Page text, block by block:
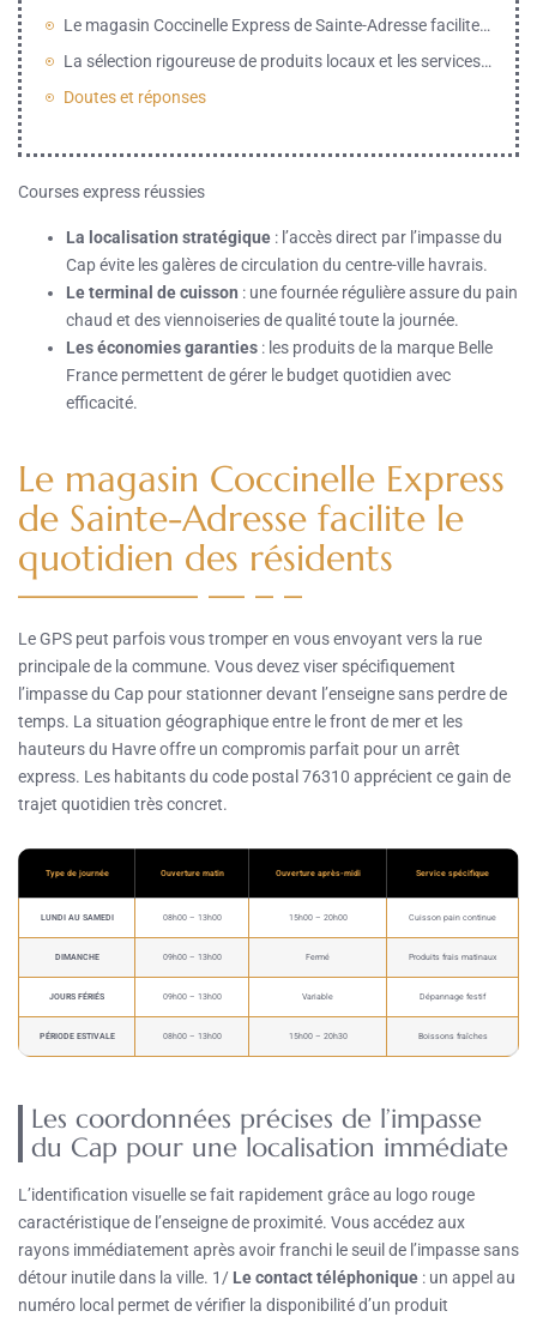
Le magasin Coccinelle Express de Sainte-Adresse facilite le quotidien des résidents
La sélection rigoureuse de produits locaux et les services de proximité disponibles
Doutes et réponses
Courses express réussies
La localisation stratégique : l’accès direct par l’impasse du
Cap évite les galères de circulation du centre-ville havrais.
Le terminal de cuisson : une fournée régulière assure du pain
chaud et des viennoiseries de qualité toute la journée.
Les économies garanties : les produits de la marque Belle
France permettent de gérer le budget quotidien avec
efficacité.
Le magasin Coccinelle Express
de Sainte-Adresse facilite le
quotidien des résidents
Le GPS peut parfois vous tromper en vous envoyant vers la rue
principale de la commune. Vous devez viser spécifiquement
l’impasse du Cap pour stationner devant l’enseigne sans perdre de
temps. La situation géographique entre le front de mer et les
hauteurs du Havre offre un compromis parfait pour un arrêt
express. Les habitants du code postal 76310 apprécient ce gain de
trajet quotidien très concret.
Type de journée Ouverture matin Ouverture après-midi Service spécifique
LUNDI AU SAMEDI 08h00 – 13h00 15h00 – 20h00 Cuisson pain continue
DIMANCHE 09h00 – 13h00 Fermé Produits frais matinaux
JOURS FÉRIÉS 09h00 – 13h00 Variable Dépannage festif
PÉRIODE ESTIVALE 08h00 – 13h00 15h00 – 20h30 Boissons fraîches
Les coordonnées précises de l’impasse
du Cap pour une localisation immédiate
L’identification visuelle se fait rapidement grâce au logo rouge
caractéristique de l’enseigne de proximité. Vous accédez aux
rayons immédiatement après avoir franchi le seuil de l’impasse sans
détour inutile dans la ville. 1/ Le contact téléphonique : un appel au
numéro local permet de vérifier la disponibilité d’un produit